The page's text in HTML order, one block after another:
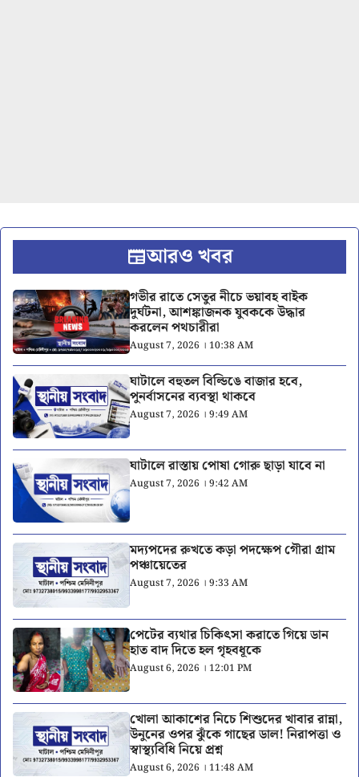
আরও খবর
গভীর রাতে সেতুর নীচে ভয়াবহ বাইক
দুর্ঘটনা, আশঙ্কাজনক যুবককে উদ্ধার
করলেন পথচারীরা
August 7, 2026 । 10:38 AM
ঘাটালে বহুতল বিল্ডিঙে বাজার হবে,
পুনর্বাসনের ব্যবস্থা থাকবে
August 7, 2026 । 9:49 AM
ঘাটালে রাস্তায় পোষা গোরু ছাড়া যাবে না
August 7, 2026 । 9:42 AM
মদ্যপদের রুখতে কড়া পদক্ষেপ গৌরা গ্রাম
পঞ্চায়েতের
August 7, 2026 । 9:33 AM
পেটের ব্যথার চিকিৎসা করাতে গিয়ে ডান
হাত বাদ দিতে হল গৃহবধূকে
August 6, 2026 । 12:01 PM
খোলা আকাশের নিচে শিশুদের খাবার রান্না,
উনুনের ওপর ঝুঁকে গাছের ডাল! নিরাপত্তা ও
স্বাস্থ্যবিধি নিয়ে প্রশ্ন
August 6, 2026 । 11:48 AM